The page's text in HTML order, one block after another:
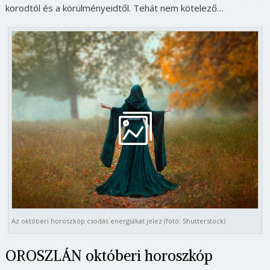
korodtól és a körülményeidtől. Tehát nem kötelező…
Az októberi horoszkóp csodás energiákat jelez (fotó: Shutterstock)
OROSZLÁN októberi horoszkóp